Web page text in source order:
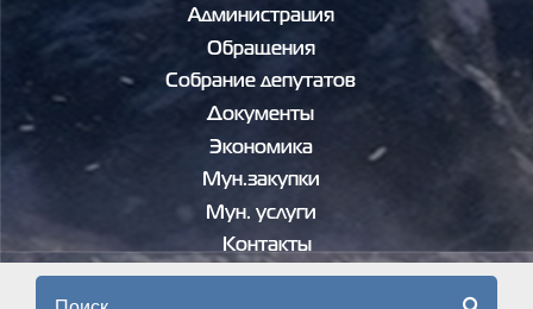
Администрация
Обращения
Собрание депутатов
Документы
Экономика
Мун.закупки
Мун. услуги
Контакты